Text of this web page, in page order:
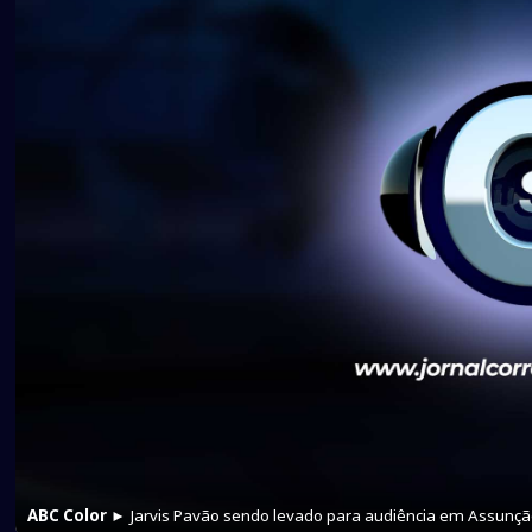
ABC Color ► Jarvis Pavão sendo levado para audiência em